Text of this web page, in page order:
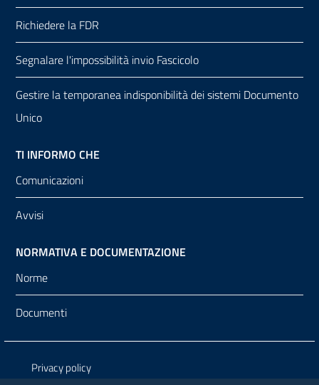
Richiedere la FDR
Segnalare l'impossibilità invio Fascicolo
Gestire la temporanea indisponibilità dei sistemi Documento
Unico
TI INFORMO CHE
Comunicazioni
Avvisi
NORMATIVA E DOCUMENTAZIONE
Norme
Documenti
Privacy policy